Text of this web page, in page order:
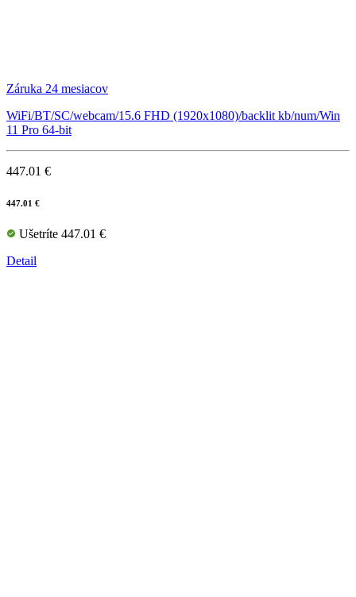
Záruka 24 mesiacov
WiFi/BT/SC/webcam/15.6 FHD (1920x1080)/backlit kb/num/Win
11 Pro 64-bit
447.01 €
447.01 €
Ušetríte 447.01 €
Detail